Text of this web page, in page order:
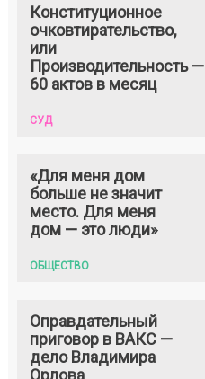
Конституционное
очковтирательство,
или
Производительность —
60 актов в месяц
СУД
«Для меня дом
больше не значит
место. Для меня
дом — это люди»
ОБЩЕСТВО
Оправдательный
приговор в ВАКС —
дело Владимира
Орлова